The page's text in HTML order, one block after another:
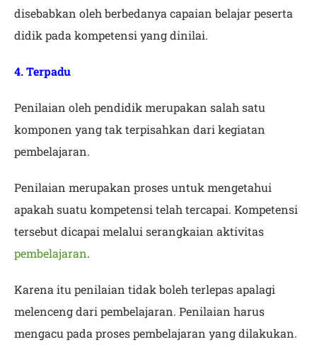
disebabkan oleh berbedanya capaian belajar peserta
didik pada kompetensi yang dinilai.
4. Terpadu
Penilaian oleh pendidik merupakan salah satu
komponen yang tak terpisahkan dari kegiatan
pembelajaran.
Penilaian merupakan proses untuk mengetahui
apakah suatu kompetensi telah tercapai. Kompetensi
tersebut dicapai melalui serangkaian aktivitas
pembelajaran.
Karena itu penilaian tidak boleh terlepas apalagi
melenceng dari pembelajaran. Penilaian harus
mengacu pada proses pembelajaran yang dilakukan.